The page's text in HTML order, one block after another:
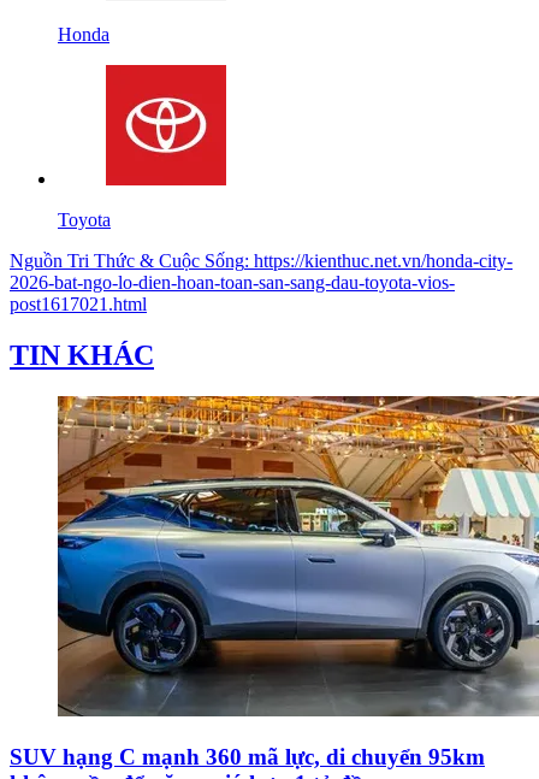
Honda
Toyota
Nguồn Tri Thức & Cuộc Sống: https://kienthuc.net.vn/honda-city-
2026-bat-ngo-lo-dien-hoan-toan-san-sang-dau-toyota-vios-
post1617021.html
TIN KHÁC
SUV hạng C mạnh 360 mã lực, di chuyển 95km